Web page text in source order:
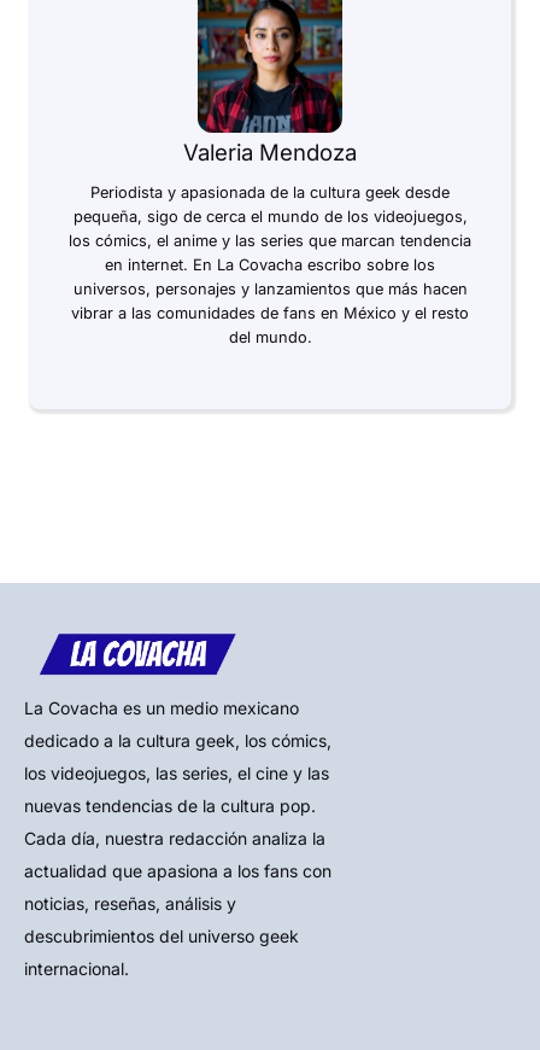
Valeria Mendoza
Periodista y apasionada de la cultura geek desde
pequeña, sigo de cerca el mundo de los videojuegos,
los cómics, el anime y las series que marcan tendencia
en internet. En La Covacha escribo sobre los
universos, personajes y lanzamientos que más hacen
vibrar a las comunidades de fans en México y el resto
del mundo.
La Covacha es un medio mexicano
dedicado a la cultura geek, los cómics,
los videojuegos, las series, el cine y las
nuevas tendencias de la cultura pop.
Cada día, nuestra redacción analiza la
actualidad que apasiona a los fans con
noticias, reseñas, análisis y
descubrimientos del universo geek
internacional.